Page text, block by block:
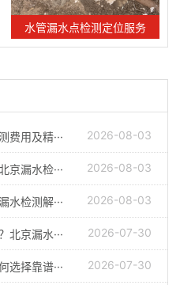
务 水管漏水点检测定位服务
用及精··· 2026-08-03
漏水检··· 2026-08-03
检测解··· 2026-08-03
京漏水··· 2026-07-30
择靠谱··· 2026-07-30